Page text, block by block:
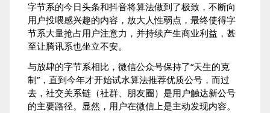
字节系的今日头条和抖音将算法做到了极致，不断向
用户投喂感兴趣的内容，放大人性弱点，最终使得字
节系大量抢占用户注意力，并持续产生商业利益，甚
至让腾讯系也坐立不安。
与放肆的字节系相比，微信公众号保持了“天生的克
制”，直到今年才开始试水算法推荐优质公号，而过
去，社交关系链（社群、朋友圈）是用户触达新公号
的主要路径。显然，用户在微信上是主动发现内容。